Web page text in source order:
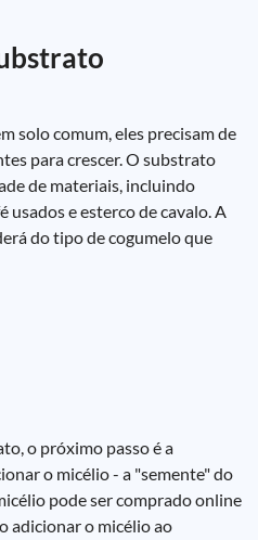
solo comum, eles precisam de
para crescer. O substrato
de materiais, incluindo
usados ​​e esterco de cavalo. A
do tipo de cogumelo que
o próximo passo é a
o micélio - a "semente" do
pode ser comprado online
adicionar o micélio ao